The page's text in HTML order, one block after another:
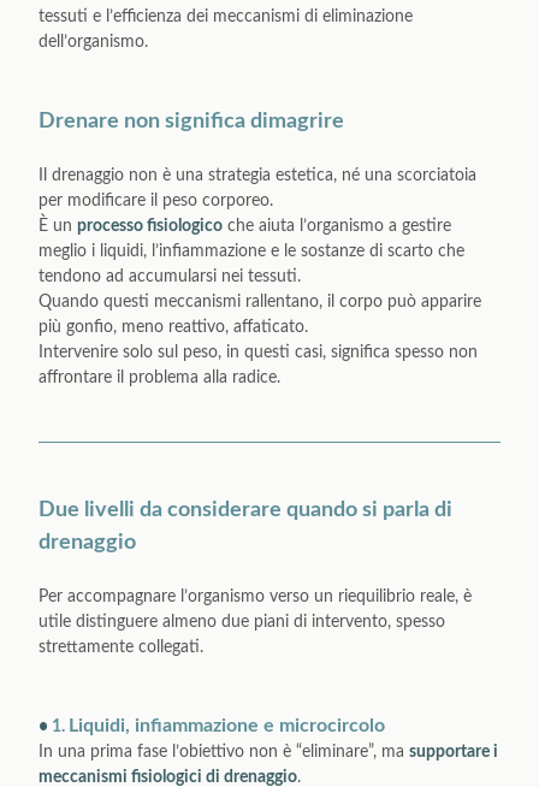
tessuti e l’efficienza dei meccanismi di eliminazione
dell’organismo.
Drenare non significa dimagrire
Il drenaggio non è una strategia estetica, né una scorciatoia
per modificare il peso corporeo.
È un processo fisiologico che aiuta l’organismo a gestire
meglio i liquidi, l’infiammazione e le sostanze di scarto che
tendono ad accumularsi nei tessuti.
Quando questi meccanismi rallentano, il corpo può apparire
più gonfio, meno reattivo, affaticato.
Intervenire solo sul peso, in questi casi, significa spesso non
affrontare il problema alla radice.
Due livelli da considerare quando si parla di
drenaggio
Per accompagnare l’organismo verso un riequilibrio reale, è
utile distinguere almeno due piani di intervento, spesso
strettamente collegati.
• 1. Liquidi, infiammazione e microcircolo
In una prima fase l’obiettivo non è “eliminare”, ma supportare i
meccanismi fisiologici di drenaggio.